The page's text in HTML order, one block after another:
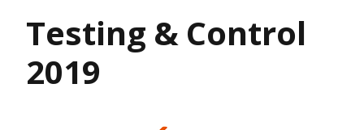
Testing & Control
2019